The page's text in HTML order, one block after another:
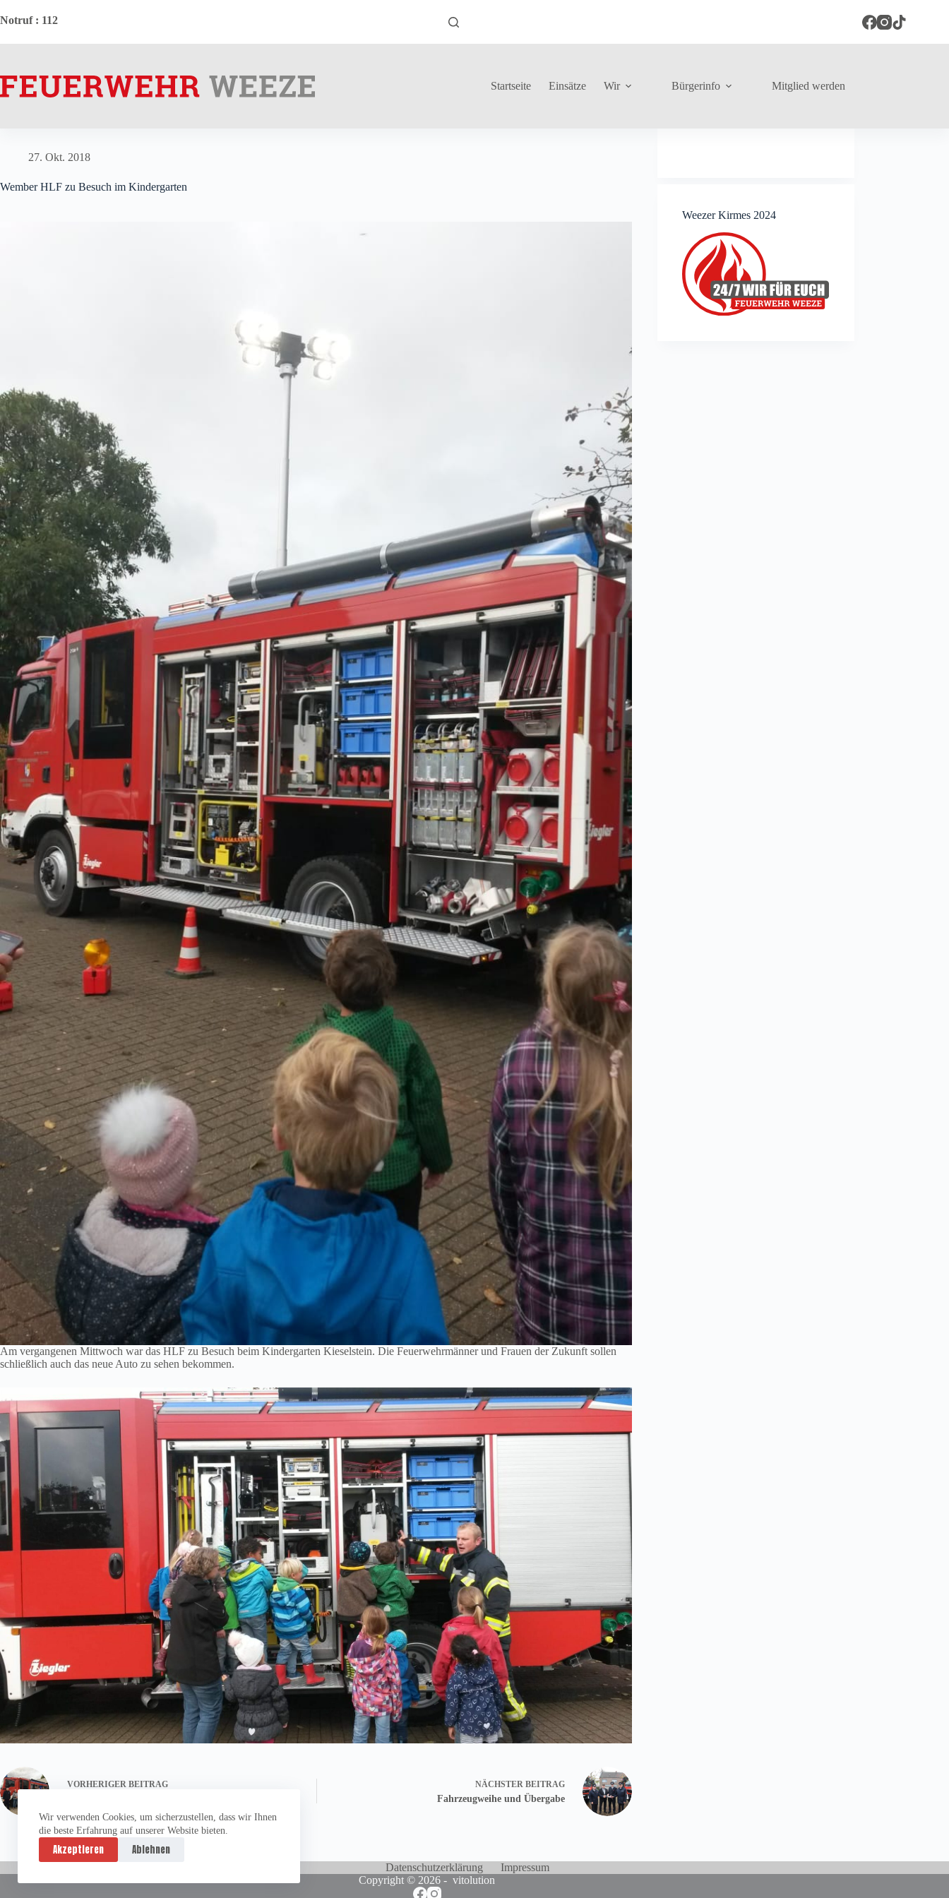
Inhalt
Wir verwenden Cookies, um sicherzustellen, dass wir Ihnen
die beste Erfahrung auf unserer Website bieten.
Akzeptieren Ablehnen
Notruf: 112
Startseite Einsätze Wir Bürgerinfo Mitglied werden
27. Okt. 2018
Wember HLF zu Besuch im Kindergarten
Am vergangenen Mittwoch war das HLF zu Besuch beim Kindergarten Kieselstein. Die Feuerwehrmänner und Frauen der Zukunft sollen
schließlich auch das neue Auto zu sehen bekommen.
VORHERIGER BEITRAG NÄCHSTERBEITRAG
Fahrzeugweihe und Übergabe
Weezer Kirmes 2024
Datenschutzerklärung
Impressum
Copyright © 2026 -vitolution